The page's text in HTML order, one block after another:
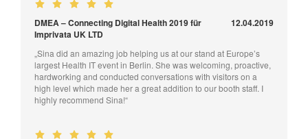
DMEA – Connecting Digital Health 2019 für
Imprivata UK LTD
12.04.2019
„Sina did an amazing job helping us at our stand at Europe’s
largest Health IT event in Berlin. She was welcoming, proactive,
hardworking and conducted conversations with visitors on a
high level which made her a great addition to our booth staff. I
highly recommend Sina!“